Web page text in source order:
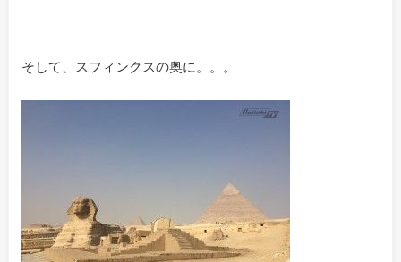
そして、スフィンクスの奥に。。。